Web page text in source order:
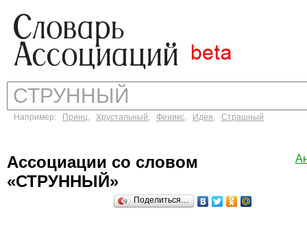
Например: Принц, Хрустальный, Феникс, Идея, Страшный
Ассоциации со словом
«СТРУННЫЙ»
Поделиться…